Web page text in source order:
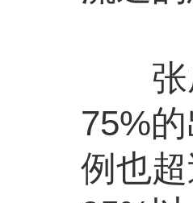
张成
75%
例也